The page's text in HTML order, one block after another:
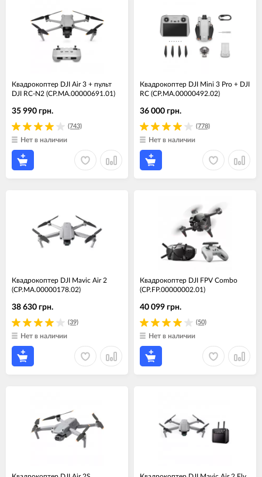
Квадрокоптер DJI Air 3 + пульт
DJI RC-N2 (CP.MA.00000691.01)
(743)
35 990 грн.
Нет в наличии
Квадрокоптер DJI Mini 3 Pro + DJI
RC (CP.MA.00000492.02)
(778)
36 000 грн.
Нет в наличии
Квадрокоптер DJI Mavic Air 2
(CP.MA.00000178.02)
(39)
38 630 грн.
Нет в наличии
Квадрокоптер DJI FPV Combo
(CP.FP.00000002.01)
(50)
40 099 грн.
Нет в наличии